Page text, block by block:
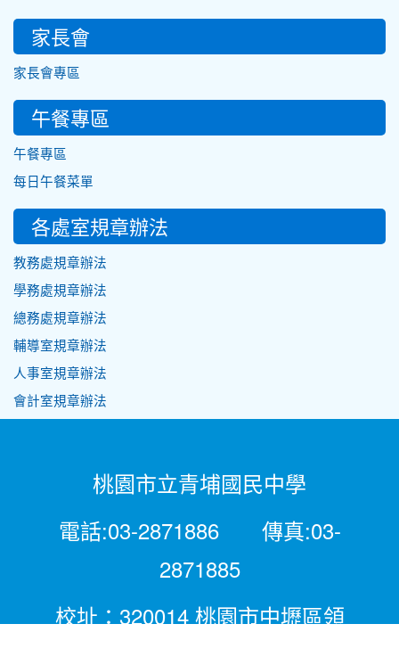
家長會
家長會專區
午餐專區
午餐專區
每日午餐菜單
各處室規章辦法
教務處規章辦法
學務處規章辦法
總務處規章辦法
輔導室規章辦法
人事室規章辦法
會計室規章辦法
桃園市立青埔國民中學
電話:03-2871886 傳真:03-
2871885
校址：320014 桃園市中壢區領